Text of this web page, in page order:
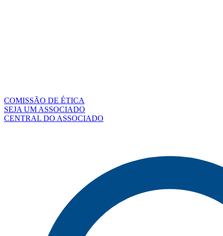
COMISSÃO DE ÉTICA
SEJA UM ASSOCIADO
CENTRAL DO ASSOCIADO